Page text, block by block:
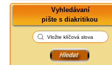
Vyhledávaní
pište s diakritikou